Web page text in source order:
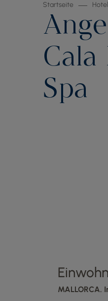
Startseite
Cala
Spa
MALLORCA.